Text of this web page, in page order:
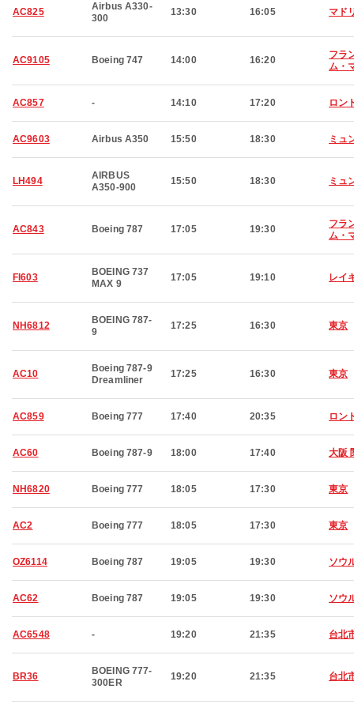
AC825
Airbus A330-
300
13:30 16:05 マド
AC9105 Boeing 747 14:00 16:20
フラ
ム・
AC857 - 14:10 17:20 ロン
AC9603 Airbus A350 15:50 18:30 ミュ
LH494
AIRBUS
A350-900
15:50 18:30 ミュ
AC843 Boeing 787 17:05 19:30
フラ
ム・
FI603
BOEING 737
MAX 9
17:05 19:10 レイ
NH6812
BOEING 787-
9
17:25 16:30 東京
AC10
Boeing 787-9
Dreamliner
17:25 16:30 東京
AC859 Boeing 777 17:40 20:35 ロン
AC60 Boeing 787-9 18:00 17:40 大阪
NH6820 Boeing 777 18:05 17:30 東京
AC2 Boeing 777 18:05 17:30 東京
OZ6114 Boeing 787 19:05 19:30 ソウ
AC62 Boeing 787 19:05 19:30 ソウ
AC6548 - 19:20 21:35 台北
BR36
BOEING 777-
300ER
19:20 21:35 台北